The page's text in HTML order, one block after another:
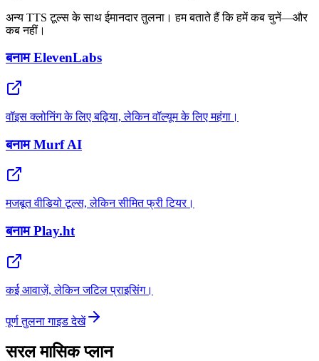
अन्य TTS टूल्स के साथ ईमानदार तुलना। हम बताते हैं कि हमें कब चुनें—और
कब नहीं।
बनाम ElevenLabs
वॉइस क्लोनिंग के लिए बढ़िया, लेकिन वॉल्यूम के लिए महंगा।
बनाम Murf AI
मजबूत वीडियो टूल्स, लेकिन सीमित फ्री टियर।
बनाम Play.ht
कई आवाज़ें, लेकिन जटिल प्राइसिंग।
पूर्ण तुलना गाइड देखें
सरल मासिक प्लान